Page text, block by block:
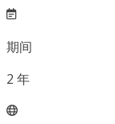
期间
2 年